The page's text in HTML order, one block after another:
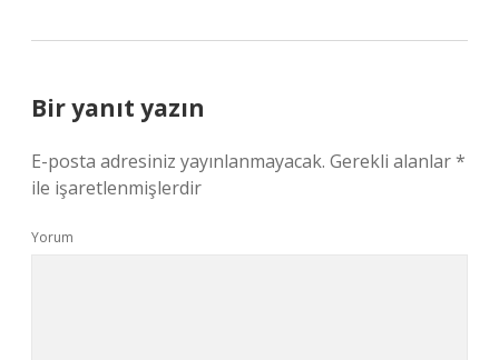
Bir yanıt yazın
E-posta adresiniz yayınlanmayacak. Gerekli alanlar*
ile işaretlenmişlerdir
Yorum